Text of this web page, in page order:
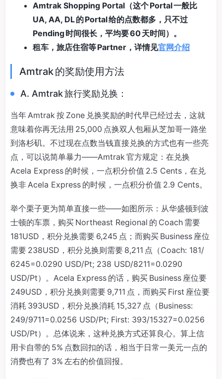
Amtrak Shopping Portal（这个 Portal 一般比
UA, AA, DL 的 Portal 给的点数都多，只不过
Pending 时间很长，平均要 60 天时间）。
租车，旅店住宿等 Partner，详情见官网介绍
Amtrak 的奖励使用方法
A. Amtrak 旅行奖励兑换：
当年 Amtrak 按 Zone 兑换奖励的时代早已经过去，这就
意味着你再无法用 25,000 点换双人包厢从芝加哥一路坐
到洛杉矶。不过现在点数当钱直接兑换的方式也有一些亮
点，可以说简单暴力——Amtrak 官方规定：在兑换
Acela Express 的时候，一点积分价值 2.5 Cents，在兑
换非 Acela Express 的时候，一点积分价值 2.9 Cents。
举个栗子更为简单直接一些——如图所示：从华盛顿到波
士顿的车票，购买 Northeast Regional 的 Coach 需要
181USD，积分兑换需要 6,245 点；而购买 Business 座位
需要 238USD，积分兑换则需要 8,211 点（Coach: 181/
6245=0.0290 USD/Pt; 238 USD/8211=0.0290
USD/Pt）。Acela Express 的话，购买 Business 座位要
249USD，积分兑换则需要 9,711 点，而购买 First 座位要
消耗 393USD，积分兑换消耗 15,327 点（Business:
249/9711=0.0256 USD/Pt; First: 393/15327=0.0256
USD/Pt）。总体说来，这种兑换方式还算良心。算上信
用卡自带的 5% 点数回扣的话，相当于日常一美元一点的
消费也有了 3% 左右的价值回报。